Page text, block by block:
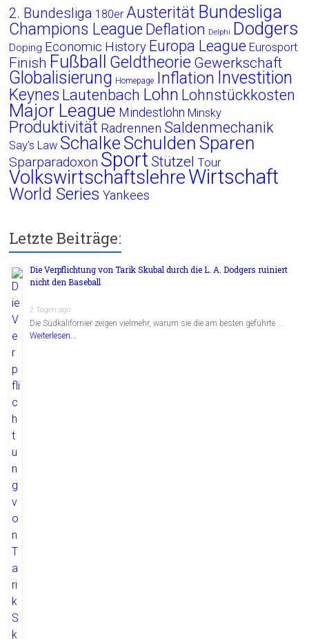
2. Bundesliga 180er Austerität Bundesliga
Champions League Deflation Delphi Dodgers
Doping Economic History Europa League Eurosport
Finish Fußball Geldtheorie Gewerkschaft
Globalisierung Homepage Inflation Investition
Keynes Lautenbach Lohn Lohnstückkosten
Major League Mindestlohn Minsky
Produktivität Radrennen Saldenmechanik
Say's Law Schalke Schulden Sparen
Sparparadoxon Sport Stützel Tour
VolkswirtschaftslehreWirtschaft
World Series Yankees
Letzte Beiträge:
Die Verpflichtung von Tarik Skubal durch die L. A. Dodgers ruiniert
nicht den Baseball
2 Tagen ago
Die Südkalifornier zeigen vielmehr, warum sie die am besten geführte …
Weiterlesen...